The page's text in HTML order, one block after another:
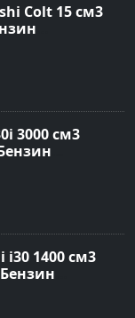
Colt 15 см3
Хетчбэк
3000 см3
2004 года по
i30 1400 см3
цвет
года по